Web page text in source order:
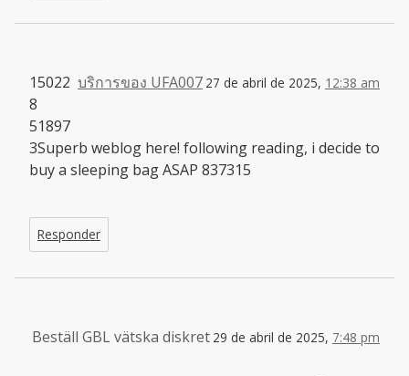
บริการของ UFA007 27 de abril de 2025, 12:38 am
15022
8
51897
3Superb weblog here! following reading, i decide to
buy a sleeping bag ASAP 837315
Responder
Beställ GBL vätska diskret 29 de abril de 2025, 7:48 pm